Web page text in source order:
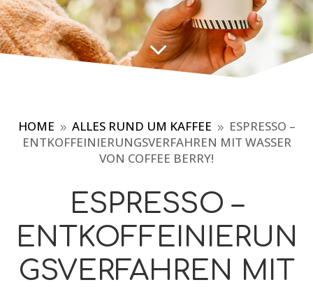
3
HOME 9 ALLES RUND UM KAFFEE 9 ESPRESSO –
ENTKOFFEINIERUNGSVERFAHREN MIT WASSER
VON COFFEE BERRY!
ESPRESSO –
ENTKOFFEINIERUN
GSVERFAHREN MIT